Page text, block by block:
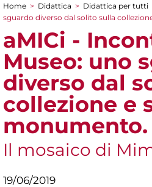
Tu sei qui
Home > Didattica > Didattica per tutti
sguardo diverso dal solito sulla
aMICi -
Museo: uno
diverso dal
collezione e
monumento.
Il mosaico di
19/06/2019